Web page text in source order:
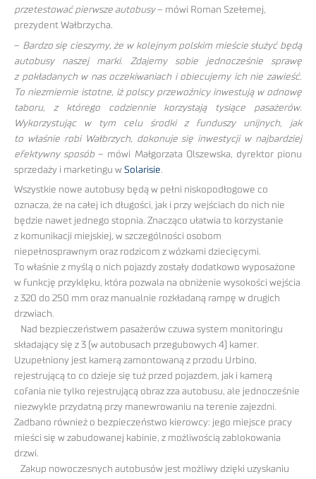
przetestować pierwsze autobusy– mówi Roman Szełemej,
prezydent Wałbrzycha.
– Bardzo się cieszymy, że w kolejnym polskim mieście służyć będą
autobusy naszej marki. Zdajemy sobie jednocześnie sprawę
z pokładanych w nas oczekiwaniach i obiecujemy ich nie zawieść.
To niezmiernie istotne, iż polscy przewoźnicy inwestują w odnowę
taboru, z którego codziennie korzystają tysiące pasażerów.
Wykorzystując w tym celu środki z funduszy unijnych, jak
to właśnie robi Wałbrzych, dokonuje się inwestycji w najbardziej
efektywny sposób – mówi Małgorzata Olszewska, dyrektor pionu
sprzedaży i marketingu w Solarisie.
Wszystkie nowe autobusy będą w pełni niskopodłogowe co
oznacza, że na całej ich długości, jak i przy wejściach do nich nie
będzie nawet jednego stopnia. Znacząco ułatwia to korzystanie
z komunikacji miejskiej, w szczególności osobom
niepełnosprawnym oraz rodzicom z wózkami dziecięcymi.
To właśnie z myślą o nich pojazdy zostały dodatkowo wyposażone
w funkcję przyklęku, która pozwala na obniżenie wysokości wejścia
z 320 do 250 mm oraz manualnie rozkładaną rampę w drugich
drzwiach.
Nad bezpieczeństwem pasażerów czuwa system monitoringu
składający się z 3 (w autobusach przegubowych 4) kamer.
Uzupełniony jest kamerą zamontowaną z przodu Urbino,
rejestrującą to co dzieje się tuż przed pojazdem, jak i kamerą
cofania nie tylko rejestrującą obraz zza autobusu, ale jednocześnie
niezwykle przydatną przy manewrowaniu na terenie zajezdni.
Zadbano również o bezpieczeństwo kierowcy: jego miejsce pracy
mieści się w zabudowanej kabinie, z możliwością zablokowania
drzwi.
Zakup nowoczesnych autobusów jest możliwy dzięki uzyskaniu